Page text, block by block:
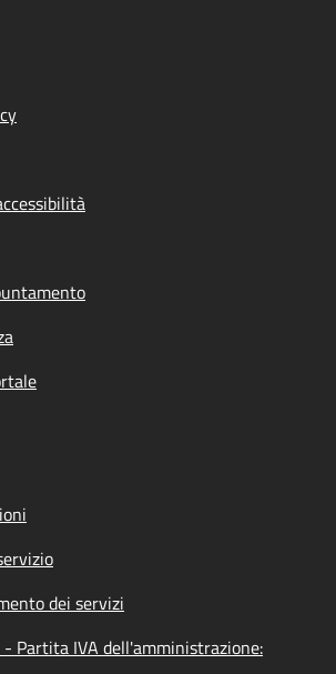
dei servizi
- Partita IVA dell'amministrazione: